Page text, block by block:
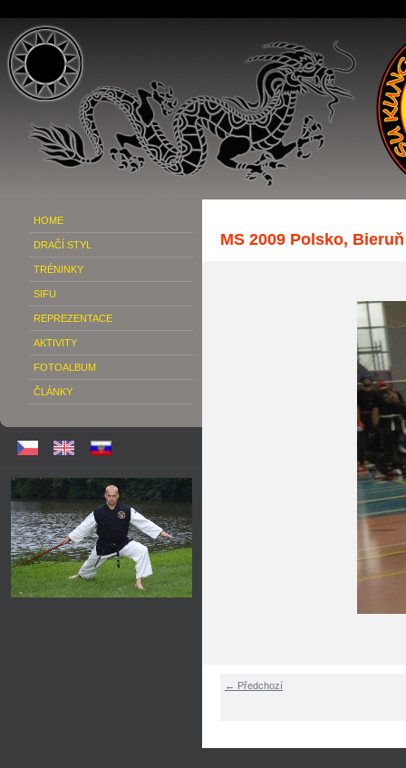
HOME
DRAČÍ STYL
TRÉNINKY
SIFU
REPREZENTACE
AKTIVITY
FOTOALBUM
ČLÁNKY
MS 2009 Polsko, Bieruň
← Předchozí